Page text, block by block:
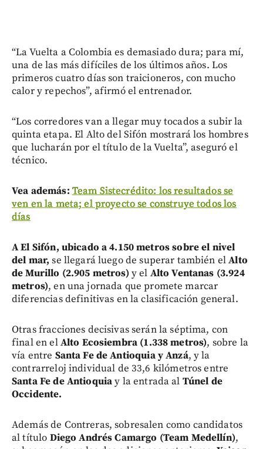
“La Vuelta a Colombia es demasiado dura; para mí,
una de las más difíciles de los últimos años. Los
primeros cuatro días son traicioneros, con mucho
calor y repechos”, afirmó el entrenador.
“Los corredores van a llegar muy tocados a subir la
quinta etapa. El Alto del Sifón mostrará los hombres
que lucharán por el título de la Vuelta”, aseguró el
técnico.
Vea además: Team Sistecrédito: los resultados se
ven en la meta; el proyecto se construye todos los
días
A El Sifón, ubicado a 4.150 metros sobre el nivel
del mar, se llegará luego de superar también elAlto
de Murillo (2.905 metros)y el Alto Ventanas (3.924
metros), en una jornada que promete marcar
diferencias definitivas en la clasificación general.
Otras fracciones decisivas serán la séptima, con
final en elAlto Ecosiembra (1.338 metros), sobre la
vía entre Santa Fe de Antioquia y Anzá, y la
contrarreloj individual de 33,6 kilómetros entre
Santa Fe de Antioquiay la entrada al Túnel de
Occidente.
Además de Contreras, sobresalen como candidatos
al título Diego Andrés Camargo (Team Medellín),